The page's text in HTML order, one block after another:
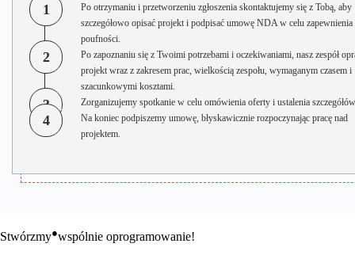
1
Po otrzymaniu i przetworzeniu zgłoszenia skontaktujemy się z Tobą, aby
szczegółowo opisać projekt i podpisać umowę NDA w celu zapewnienia
poufności.
2
Po zapoznaniu się z Twoimi potrzebami i oczekiwaniami, nasz zespół
projekt wraz z zakresem prac, wielkością zespołu, wymaganym czasem i
szacunkowymi kosztami.
3 Zorganizujemy spotkanie w celu omówienia oferty i ustalenia
4
Na koniec podpiszemy umowę, błyskawicznie rozpoczynając pracę nad
projektem.
Stwórzmy●wspólnie oprogramowanie!